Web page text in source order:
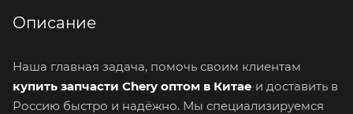
Описание
Наша главная задача, помочь своим клиентам
купить запчасти Chery оптом в Китае и доставить в
Россию быстро и надёжно. Мы специализируемся